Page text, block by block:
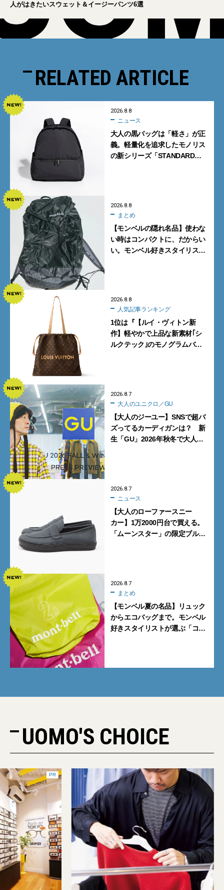
人がはきたいスウェット＆イージーパンツ6選
RELATED ARTICLE
2026.8.8
ニュース
大人の黒バッグは「軽さ」が正
義。軽量化を追求したモノリス
の新シリーズ「STANDARD
2026.8.8
まとめ
【モンベルの隠れ名品】使わな
い時はコンパクトに、だからい
い。モンベル好きスタイリスト
2026.8.8
人気記事ランキング
1位は『【ルイ・ヴィトン新
作】軽やかで上品な新素材｢シ
ルクテック｣のモノグラムバッ
2026.8.7
大人のユニクロ／GU
【大人のジーユー】SNSで超バ
ズってるカーディガンは？ 新
生「GU」2026年秋冬で大人メ
2026.8.7
ニュース
【大人のローファースニー
カー】1万2000円台で買える。
「ムーンスター」の限定ブルー
2026.8.7
まとめ
【モンベル夏の名品】リュック
からエコバッグまで。モンベル
好きスタイリストが選ぶ「コス
UOMO'S CHOICE
PR